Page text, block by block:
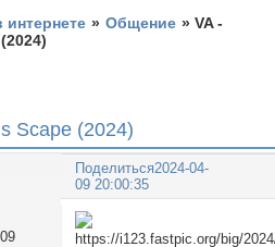
» Общение »VA -
Scape (2024)
Поделиться2024-04-
09 20:00:35